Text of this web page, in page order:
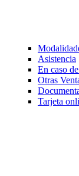
Asistencia
En caso
Otras
Tarjeta